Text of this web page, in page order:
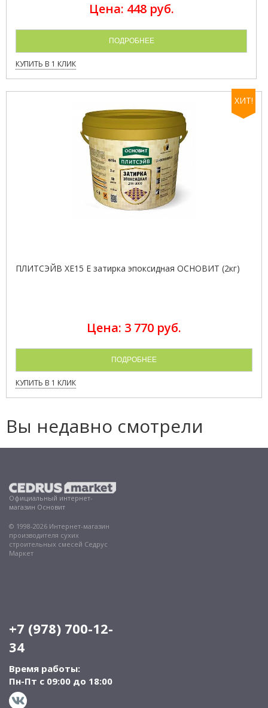
Цена: 448 руб.
ПОДРОБНЕЕ
КУПИТЬ В 1 КЛИК
ХИТ!
ПЛИТСЭЙВ XE15 Е затирка эпоксидная ОСНОВИТ (2кг)
Цена: 3 770 руб.
ПОДРОБНЕЕ
КУПИТЬ В 1 КЛИК
Вы недавно смотрели
Официальный интернет-
магазин Основит
© 1998-2026 Интернет-магазин
производителя сухих
строительных смесей Седрус
Маркет
+7 (978) 700-12-
34
Время работы:
Пн-Пт с 09:00 до 18:00